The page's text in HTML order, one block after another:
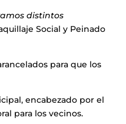
distintos
Social y Peinado
para que los
encabezado por el
para los vecinos.